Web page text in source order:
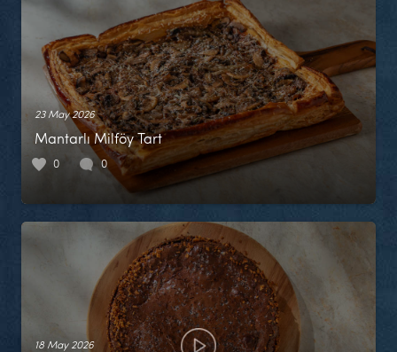
23 May 2026
Mantarlı Milföy Tart
0 0
18 May 2026